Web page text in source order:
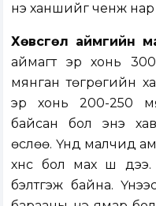
үнэ ханшийг ченж нар
Хөвсгөл аймгийн
аймагт эр хонь
мянган төгрөгийн
эр хонь 200-250
байсан бол энэ
өслөө. Үүнд малчид
хүнс бол мах шүү
бэлтгэж байна.